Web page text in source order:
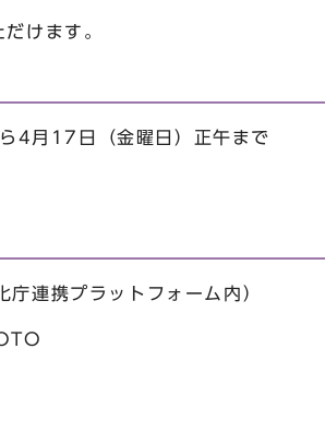
けます。
4月17日（金曜日）正午まで
連携プラットフォーム内）